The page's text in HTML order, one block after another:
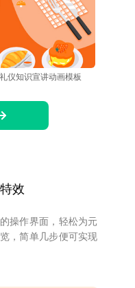
礼仪知识宣讲动画模板
效
操作界面，轻松为元
，简单几步便可实现